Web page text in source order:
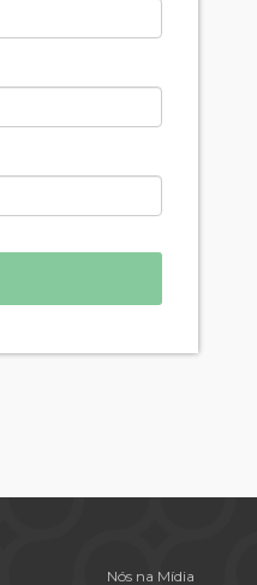
Nós na Mídia